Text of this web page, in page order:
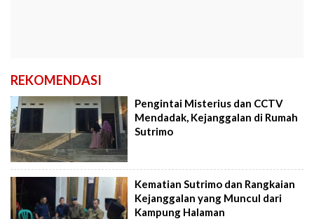
REKOMENDASI
Pengintai Misterius dan CCTV
Mendadak, Kejanggalan di Rumah
Sutrimo
Kematian Sutrimo dan Rangkaian
Kejanggalan yang Muncul dari
Kampung Halaman